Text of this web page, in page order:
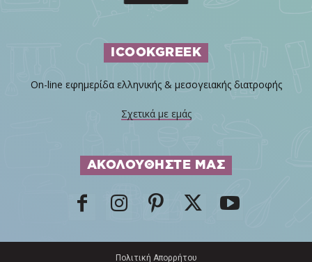
ICOOKGREEK
On-line εφημερίδα ελληνικής & μεσογειακής διατροφής
Σχετικά με εμάς
ΑΚΟΛΟΥΘΗΣΤΕ ΜΑΣ
Πολιτική Απορρήτου